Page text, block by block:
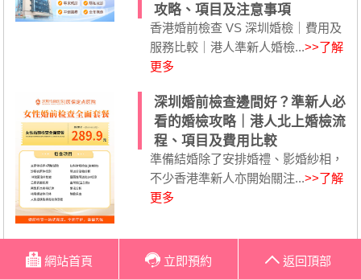
攻略、項目及注意事項
香港婚前檢查 VS 深圳婚檢｜費用及
服務比較｜港人準新人婚檢...>>了解
更多
深圳婚前檢查邊間好？準新人必
看的婚檢攻略｜港人北上婚檢流
程、項目及費用比較
準備結婚除了安排婚禮、影婚紗相，
不少香港準新人亦開始關注...>>了解
更多
服務項目
網站首頁 立即預約 返回頂部